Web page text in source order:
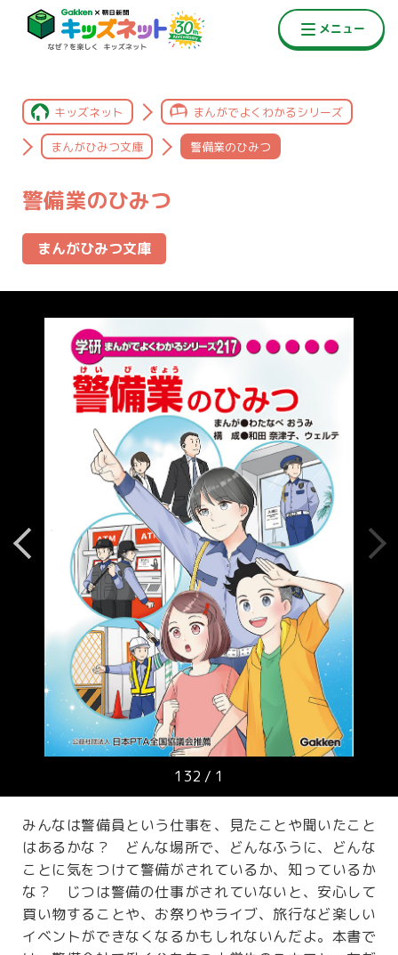
キッズネット まんがでよくわかるシリーズ
まんがひみつ文庫 警備業のひみつ
警備業のひみつ
まんがひみつ文庫
1
/
132
みんなは警備員という仕事を、見たことや聞いたこと
はあるかな？ どんな場所で、どんなふうに、どんな
ことに気をつけて警備がされているか、知っているか
な？ じつは警備の仕事がされていないと、安心して
買い物することや、お祭りやライブ、旅行など楽しい
イベントができなくなるかもしれないんだよ。本書で